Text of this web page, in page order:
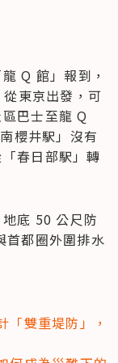
Q 館」報到，
東京出發，可
巴士至龍 Q
櫻井駅」沒有
春日部駅」轉
地底 50 公尺防
首都圈外圍排水
「雙重堤防」，